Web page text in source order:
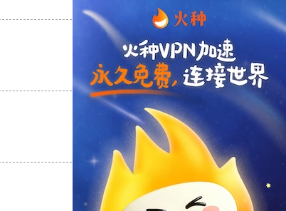
支持 [0] 反对[0]
支持[0] 反对